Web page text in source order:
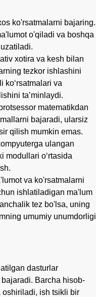
ko'rsatmalarni bajaring.
o'qiladi va boshqa
xotira va kesh bilan
tezkor ishlashini
koʻrsatmalari va
taʼminlaydi.
matematikdan
bajaradi, ularsiz
qilish mumkin emas.
ulangan
modullari o‘rtasida
va ko'rsatmalarni
ishlatiladigan ma'lum
tez bo'lsa, uning
umumiy unumdorligi
dasturlar
Barcha hisob-
oshiriladi, ish tsikli bir